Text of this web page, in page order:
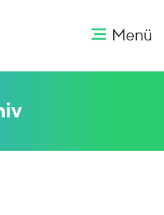
Menü